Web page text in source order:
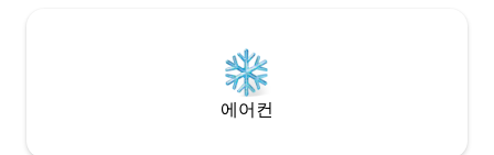
에어컨